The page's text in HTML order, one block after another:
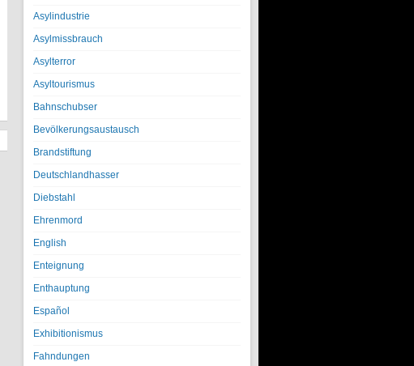
Asylindustrie
Asylmissbrauch
Asylterror
Asyltourismus
Bahnschubser
Bevölkerungsaustausch
Brandstiftung
Deutschlandhasser
Diebstahl
Ehrenmord
English
Enteignung
Enthauptung
Español
Exhibitionismus
Fahndungen